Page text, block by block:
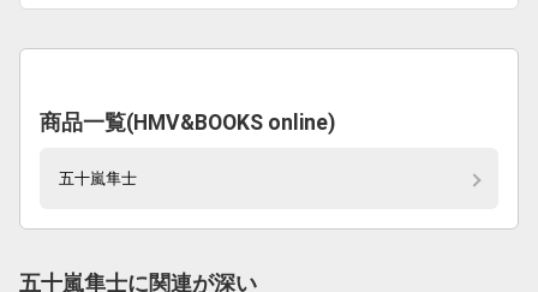
商品一覧(HMV&BOOKS online)
五十嵐隼士
五十嵐隼士に関連が深い